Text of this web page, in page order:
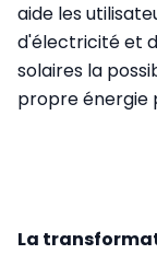
aide les
d'électricité et
solaires la
propre énergie
La